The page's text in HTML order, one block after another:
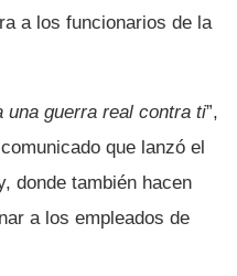
a los funcionarios de la
guerra real contra ti”,
que lanzó el
donde también hacen
a los empleados de